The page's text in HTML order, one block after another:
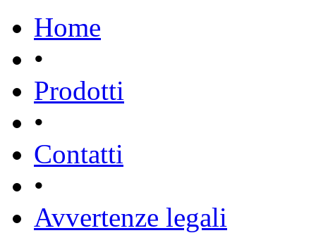
Home
•
Prodotti
•
Contatti
•
Avvertenze legali